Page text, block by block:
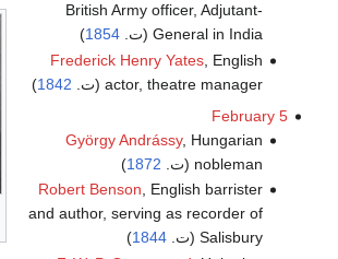
British Army officer, Adjutant-
General in India (ت.
1854
)
Frederick Henry Yates , English
actor, theatre manager (ت.
1842
)
February 5
György Andrássy, Hungarian
nobleman (ت.
1872
)
Robert Benson, English barrister
and author, serving as recorder of
Salisbury (ت.
1844
)